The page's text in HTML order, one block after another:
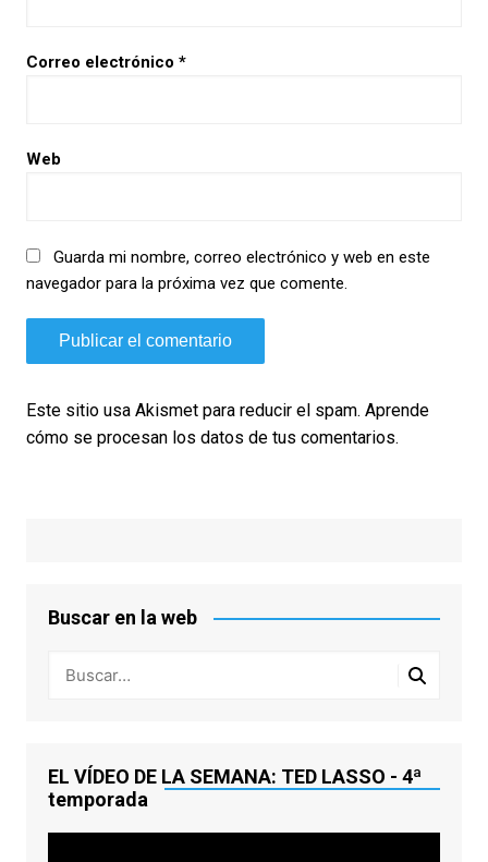
Correo electrónico *
Web
Guarda mi nombre, correo electrónico y web en este
navegador para la próxima vez que comente.
Este sitio usa Akismet para reducir el spam. Aprende
cómo se procesan los datos de tus comentarios.
Buscar en la web
EL VÍDEO DE LA SEMANA: TED LASSO - 4ª
temporada